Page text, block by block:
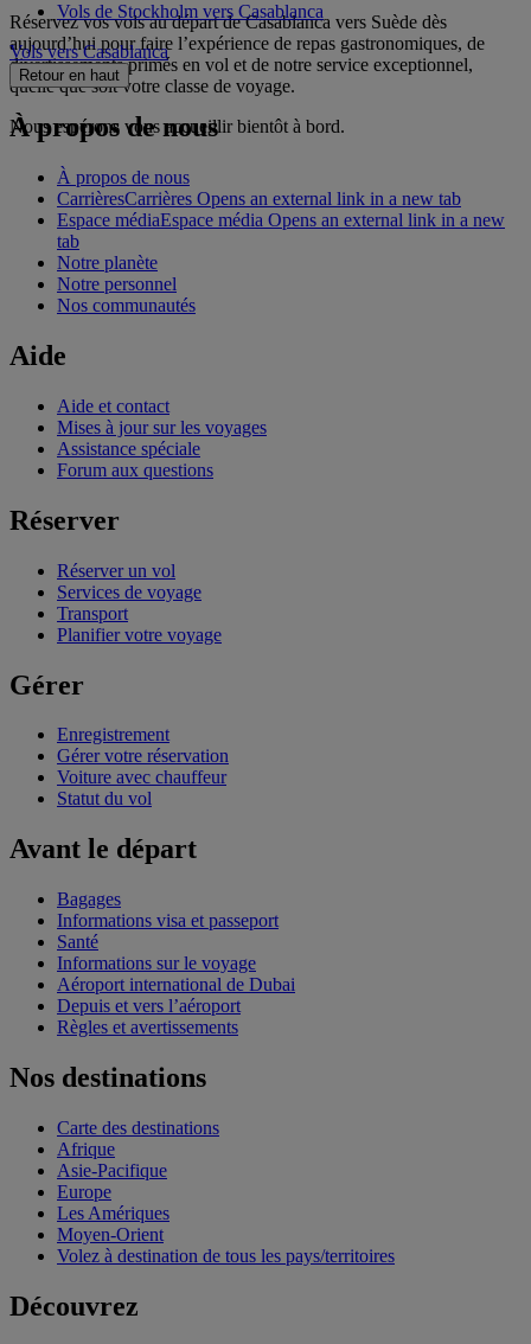
Réservez vos vols au départ de Casablanca vers Suède dès
aujourd’hui pour faire l’expérience de repas gastronomiques, de
divertissements primés en vol et de notre service exceptionnel,
quelle que soit votre classe de voyage.
Nous espérons vous accueillir bientôt à bord.
Vols de Stockholm vers Casablanca
Vols vers Casablanca
Retour en haut
À propos de nous
À propos de nous
CarrièresCarrières Opens an external link in a new tab
Espace médiaEspace média Opens an external link in a new
tab
Notre planète
Notre personnel
Nos communautés
Aide
Aide et contact
Mises à jour sur les voyages
Assistance spéciale
Forum aux questions
Réserver
Réserver un vol
Services de voyage
Transport
Planifier votre voyage
Gérer
Enregistrement
Gérer votre réservation
Voiture avec chauffeur
Statut du vol
Avant le départ
Bagages
Informations visa et passeport
Santé
Informations sur le voyage
Aéroport international de Dubai
Depuis et vers l’aéroport
Règles et avertissements
Nos destinations
Carte des destinations
Afrique
Asie-Pacifique
Europe
Les Amériques
Moyen-Orient
Volez à destination de tous les pays/territoires
Découvrez